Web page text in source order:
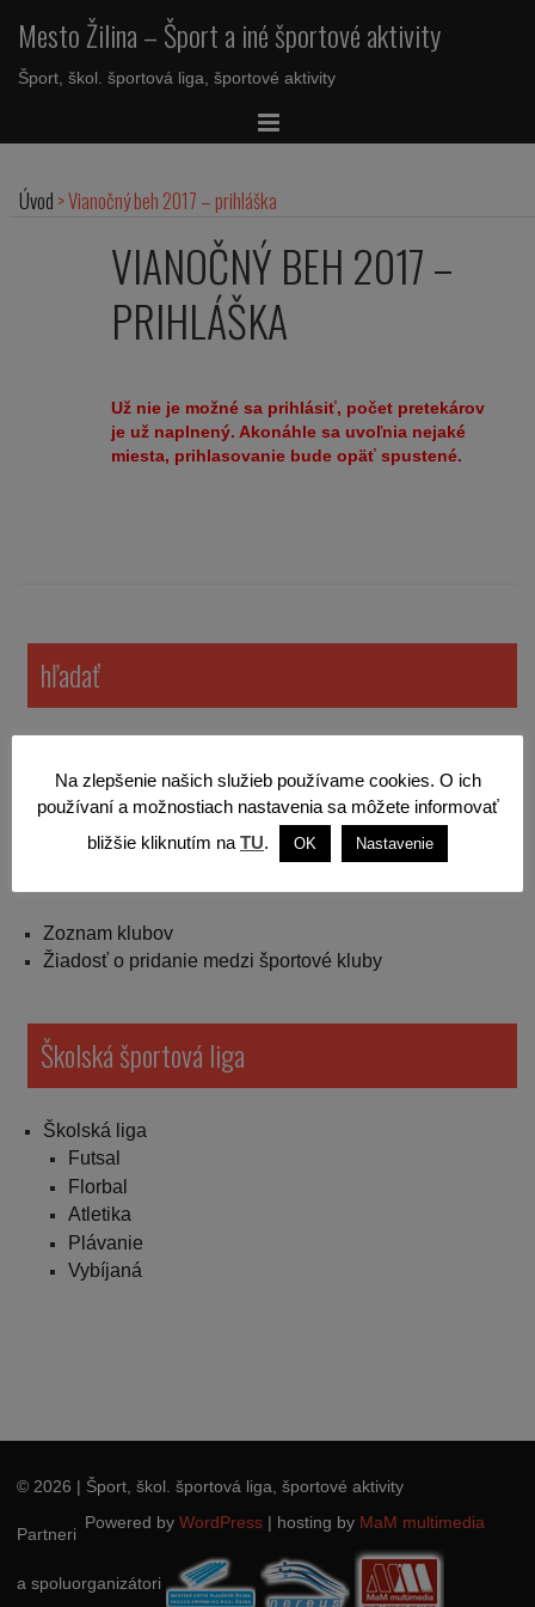
Mesto Žilina – Šport a iné športové aktivity
Šport, škol. športová liga, športové aktivity
Úvod >Vianočný beh 2017 – prihláška
VIANOČNÝ BEH 2017 –
PRIHLÁŠKA
Už nie je možné sa prihlásiť, počet pretekárov
je už naplnený. Akonáhle sa uvoľnia nejaké
miesta, prihlasovanie bude opäť spustené.
hľadať
Športové kluby v Žiline
Zoznam klubov
Žiadosť o pridanie medzi športové kluby
Školská športová liga
Školská liga
Futsal
Florbal
Atletika
Plávanie
Vybíjaná
© 2026 | Šport, škol. športová liga, športové aktivity
Powered by WordPress | hosting by MaM multimedia
Partneri
a spoluorganizátori
Na zlepšenie našich služieb používame cookies. O ich
používaní a možnostiach nastavenia sa môžete informovať
bližšie kliknutím na TU. OK Nastavenie